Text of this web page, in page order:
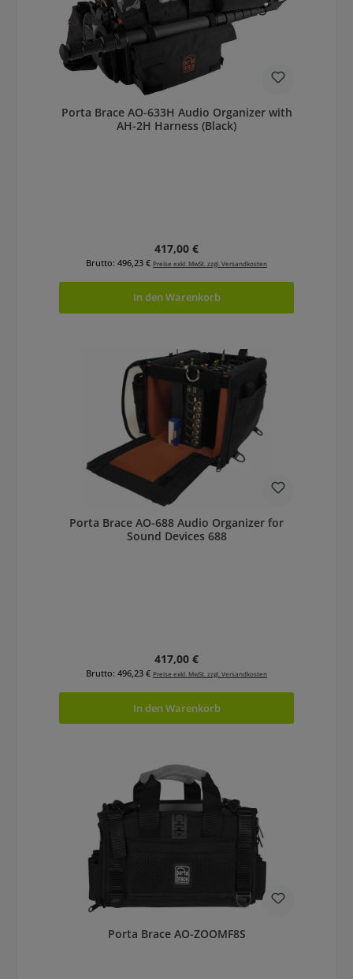
Porta Brace AO-633H Audio Organizer with
AH-2H Harness (Black)
Regulärer Preis:
417,00 €
Brutto: 496,23 € Preise exkl. MwSt. zzgl. Versandkosten
In den Warenkorb
Porta Brace AO-688 Audio Organizer for
Sound Devices 688
Regulärer Preis:
417,00 €
Brutto: 496,23 € Preise exkl. MwSt. zzgl. Versandkosten
In den Warenkorb
Porta Brace AO-ZOOMF8S